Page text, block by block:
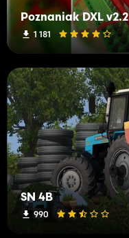
Poznaniak DXL v2.2
1 181
SN 4B
990